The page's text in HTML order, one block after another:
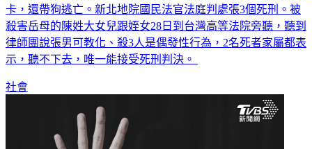
卡，還帶狗逃亡。新北地院國民法官法庭判處張3個死刑。被
殺害岳母的陳姓大女兒跟姪女28日到台灣高等法院旁聽，聽到
律師團說張男可教化、殺3人是偶發性行為，2名死者家屬都表
示，聽不下去，唯一能接受死刑判決。
社會